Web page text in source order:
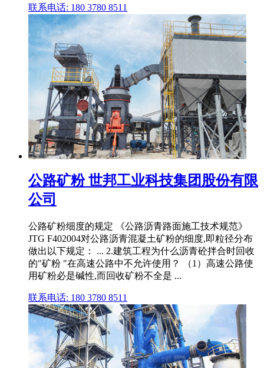
联系电话: 180 3780 8511
公路矿粉 世邦工业科技集团股份有限
公司
公路矿粉细度的规定 《公路沥青路面施工技术规范》
JTG F402004对公路沥青混凝土矿粉的细度,即粒径分布
做出以下规定： ... 2.建筑工程为什么沥青砼拌合时回收
的"矿粉 "在高速公路中不允许使用？ （1）高速公路使
用矿粉必是碱性,而回收矿粉不全是 ...
联系电话: 180 3780 8511